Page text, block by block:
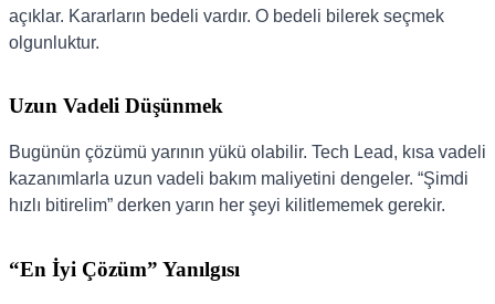
açıklar. Kararların bedeli vardır. O bedeli bilerek seçmek
olgunluktur.
Uzun Vadeli Düşünmek
Bugünün çözümü yarının yükü olabilir. Tech Lead, kısa vadeli
kazanımlarla uzun vadeli bakım maliyetini dengeler. “Şimdi
hızlı bitirelim” derken yarın her şeyi kilitlememek gerekir.
“En İyi Çözüm” Yanılgısı